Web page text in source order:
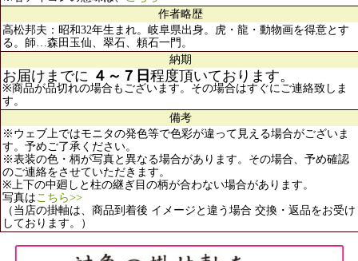
作者略歴
高松邦夫：昭和32年生まれ。岐阜県出身。虎・龍・動物画を得意とす
る。師…森田玉仙、翠石、頼石一門。
納期
お届けまでに ４～７日 程度頂いております。
※商品が品切れの場合もございます。その場合はすぐにご連絡致しま
す。
備考
※ウェブ上ではモニタの発色等で色彩が違って見える場合がございま
す。予めご了承ください。
※表装の色・柄が写真と異なる場合があります。その場合、予め確認
のご連絡をさせていただきます。
※上下の中廻しと柱の継ぎ目の柄が合わない場合があります。
写真はこちら>>
（当店の掛軸は、商品到着後 イメージと違う場合 交換・返品をお受け
しております。）